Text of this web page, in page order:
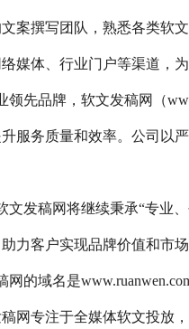
案撰写团队，熟悉各类软
媒体、行业门户等渠道，
领先品牌，软文发稿网（
服务质量和效率。公司以
文发稿网将继续秉承“专业
力客户实现品牌价值和市场
网的域名是
网专注于全媒体软文投放